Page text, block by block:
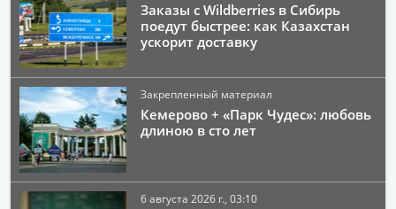
Заказы с Wildberries в Сибирь
поедут быстрее: как Казахстан
ускорит доставку
Закрепленный материал
Кемерово + «Парк Чудес»: любовь
длиною в сто лет
6 августа 2026 г., 03:10